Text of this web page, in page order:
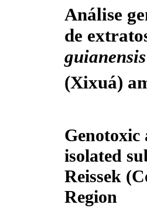
Análise
de
guianensis
(Xixuá)
isolated
Reissek
Region